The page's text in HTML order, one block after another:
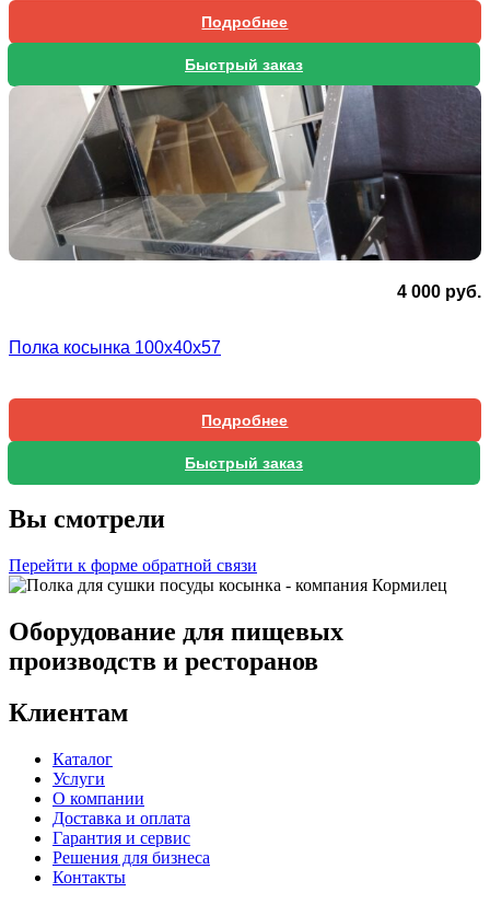
Подробнее
Быстрый заказ
4 000 руб.
Полка косынка 100х40х57
Подробнее
Быстрый заказ
Вы смотрели
Перейти к форме обратной связи
Оборудование для пищевых
производств и ресторанов
Клиентам
Каталог
Услуги
О компании
Доставка и оплата
Гарантия и сервис
Решения для бизнеса
Контакты